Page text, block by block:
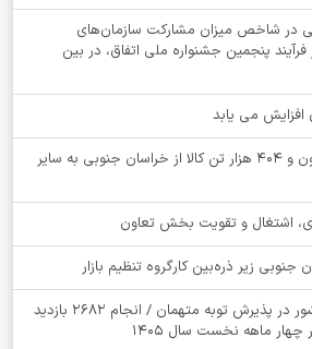
جنوبی در شاخص میزان مشارکت سازمان‌های
پنجمین جشنواره ملی اتفاق، در بین
افزایش می یابد
جابه جایی بیش از 2 میلیون و 404 هزار تن کالا از خراسان جنوبی به سایر
اشتغال و تقویت بخش تعاون
زیر ذره‌بین کارگروه تنظیم بازار
خراسان جنوبی رتبه اول کشور در پذیرش توبه متهمان / انجام ۲۶۸۲ بازدید
چهار ماهه نخست سال 1405